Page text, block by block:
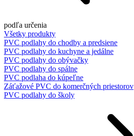
podľa určenia
Všetky produkty
PVC podlahy do chodby a predsiene
PVC podlahy do kuchyne a jedálne
PVC podlahy do obývačky
PVC podlahy do spálne
PVC podlaha do kúpeľne
Záťažové PVC do komerčných priestorov
PVC podlahy do školy